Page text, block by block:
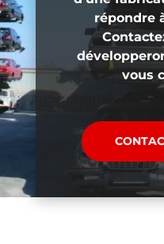
répondre
vous